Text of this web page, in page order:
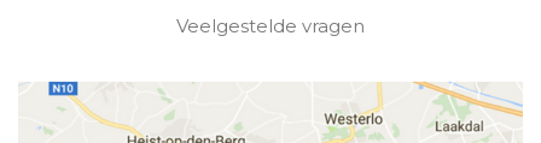
Veelgestelde vragen